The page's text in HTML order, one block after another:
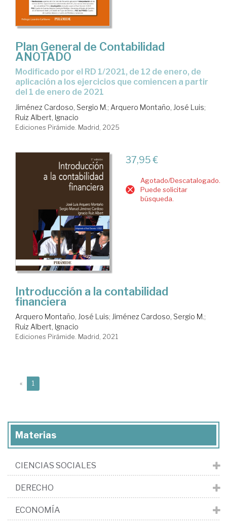
Plan General de Contabilidad
ANOTADO
Modificado por el RD 1/2021, de 12 de enero, de
aplicación a los ejercicios que comiencen a partir
del 1 de enero de 2021
Jiménez Cardoso, Sergio M.; Arquero Montaño, José Luis;
Ruiz Albert, Ignacio
Ediciones Pirámide. Madrid, 2025
37,95 €
Agotado/Descatalogado.
Puede solicitar
búsqueda.
Introducción a la contabilidad
financiera
Arquero Montaño, José Luis; Jiménez Cardoso, Sergio M.;
Ruiz Albert, Ignacio
Ediciones Pirámide. Madrid, 2021
« 1
Materias
CIENCIAS SOCIALES
DERECHO
ECONOMÍA